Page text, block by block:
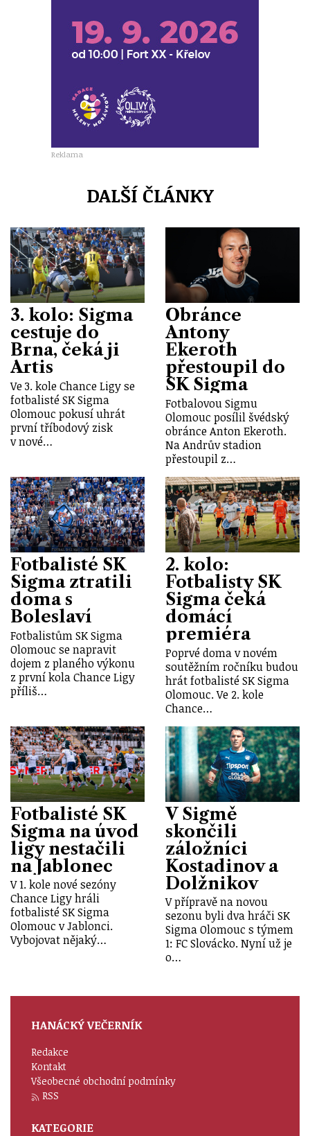
Reklama
DALŠÍ ČLÁNKY
3. kolo: Sigma
cestuje do
Brna, čeká ji
Artis
Ve 3. kole Chance Ligy se
fotbalisté SK Sigma
Olomouc pokusí uhrát
první tříbodový zisk
v nové…
Obránce
Antony
Ekeroth
přestoupil do
SK Sigma
Fotbalovou Sigmu
Olomouc posílil švédský
obránce Anton Ekeroth.
Na Andrův stadion
přestoupil z…
Fotbalisté SK
Sigma ztratili
doma s
Boleslaví
Fotbalistům SK Sigma
Olomouc se napravit
dojem z planého výkonu
z první kola Chance Ligy
příliš…
2. kolo:
Fotbalisty SK
Sigma čeká
domácí
premiéra
Poprvé doma v novém
soutěžním ročníku budou
hrát fotbalisté SK Sigma
Olomouc. Ve 2. kole
Chance…
Fotbalisté SK
Sigma na úvod
ligy nestačili
na Jablonec
V 1. kole nové sezóny
Chance Ligy hráli
fotbalisté SK Sigma
Olomouc v Jablonci.
Vybojovat nějaký…
V Sigmě
skončili
záložníci
Kostadinov a
Dolžnikov
V přípravě na novou
sezonu byli dva hráči SK
Sigma Olomouc s týmem
1: FC Slovácko. Nyní už je
o…
HANÁCKÝ VEČERNÍK
Redakce
Kontakt
Všeobecné obchodní podmínky
RSS
KATEGORIE